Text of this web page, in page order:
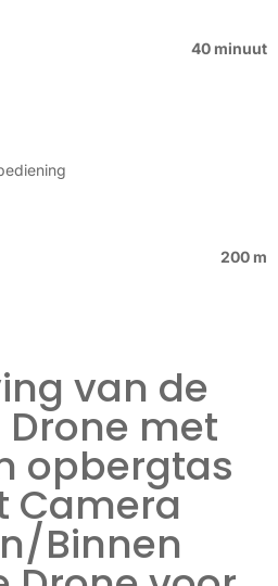
40 minuut
200 m
van de
Drone met
opbergtas
Camera
Binnen